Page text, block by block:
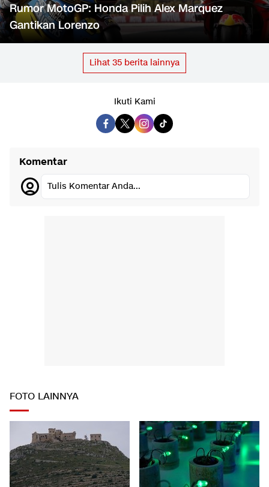
Rumor MotoGP: Honda Pilih Alex Marquez
Gantikan Lorenzo
Lihat 35 berita lainnya
Ikuti Kami
Komentar
Tulis Komentar Anda...
FOTO LAINNYA